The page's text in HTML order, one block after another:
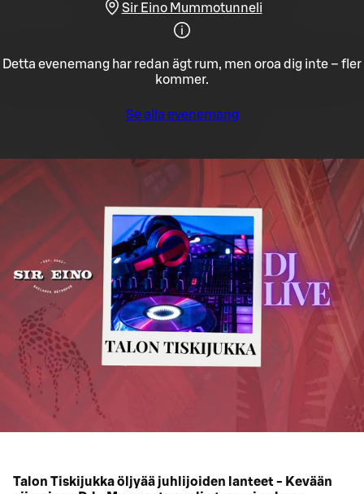
Sir Eino Mummotunneli
Detta evenemang har redan ägt rum, men oroa dig inte – fler
kommer.
Se alla evenemang
Talon Tiskijukka öljyää juhlijoiden lanteet - Kevään